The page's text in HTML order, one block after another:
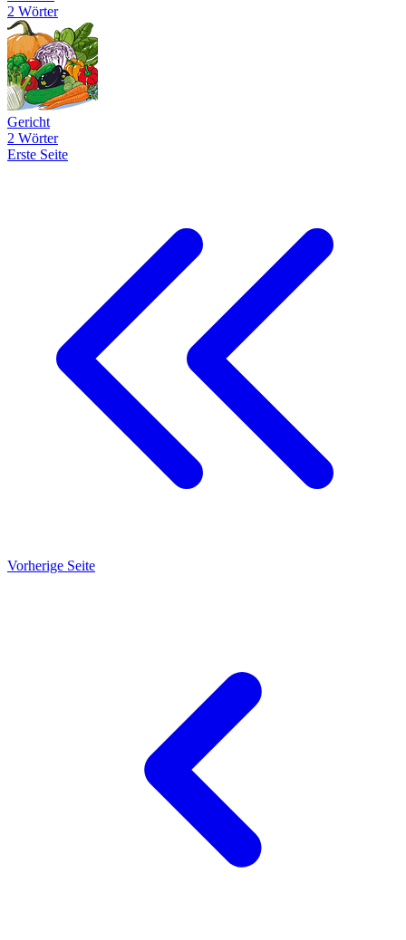
2 Wörter
Gericht
2 Wörter
Erste Seite
Vorherige Seite